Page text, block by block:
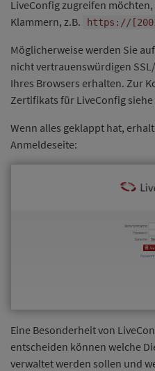
LiveConfig zugreifen
Klammern, z.B.
https://
Möglicherweise werden Sie
nicht vertrauenswürdigen
Ihres Browsers erhalten. Zur
Zertifikats für LiveConfig siehe
Wenn alles geklappt hat,
Anmeldeseite:
Eine Besonderheit von
entscheiden können welche
verwaltet werden sollen und